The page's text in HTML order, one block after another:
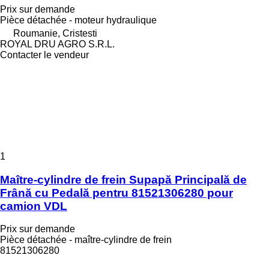
Prix sur demande
Pièce détachée - moteur hydraulique
Roumanie, Cristesti
ROYAL DRU AGRO S.R.L.
Contacter le vendeur
1
Maître-cylindre de frein Supapă Principală de
Frână cu Pedală pentru 81521306280 pour
camion VDL
Prix sur demande
Pièce détachée - maître-cylindre de frein
81521306280